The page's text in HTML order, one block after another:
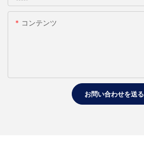
コンテンツ
お問い合わせを送る